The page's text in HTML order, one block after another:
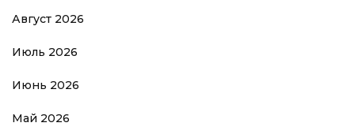
Август 2026
Июль 2026
Июнь 2026
Май 2026